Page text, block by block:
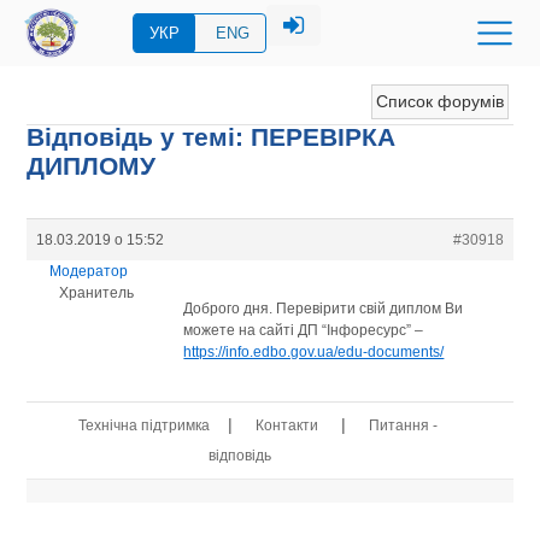
УКР ENG
Список форумів
Відповідь у темі: ПЕРЕВIРКА
ДИПЛОМУ
18.03.2019 о 15:52
#30918
Модератор
Хранитель
Доброго дня. Перевірити свій диплом Ви
можете на сайті ДП “Інфоресурс” –
https://info.edbo.gov.ua/edu-documents/
Технічна підтримка | Контакти |
Питання -
відповідь